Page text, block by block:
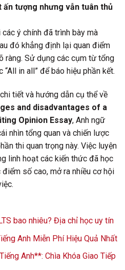
ấn tượng nhưng vẫn tuân thủ
ý chính đã trình bày mà
đó khẳng định lại quan điểm
ràng. Sử dụng các cụm từ tổng
“All in all” để báo hiệu phần kết.
tiết và hướng dẫn cụ thể về
and disadvantages of a
Opinion Essay, Anh ngữ
nhìn tổng quan và chiến lược
thi quan trọng này. Việc luyện
linh hoạt các kiến thức đã học
số cao, mở ra nhiều cơ hội
bao nhiêu? Địa chỉ học uy tín
Anh Miễn Phí Hiệu Quả Nhất
Anh**: Chìa Khóa Giao Tiếp